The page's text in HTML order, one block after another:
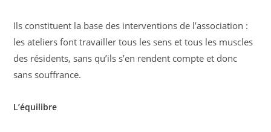
Ils constituent la base des interventions de l’association :
les ateliers font travailler tous les sens et tous les muscles
des résidents, sans qu’ils s’en rendent compte et donc
sans souffrance.
L’équilibre